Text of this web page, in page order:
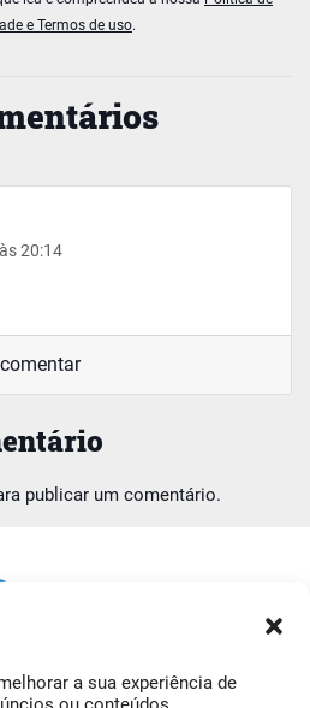
a sua experiência de
20:14
publicar um comentário.
e Termos de uso.
O Jornal da Bairrada